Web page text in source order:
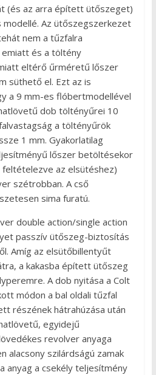
(és az arra épített ütőszeget)
modellé. Az ütőszegszerkezet
nem a tűzfalra
emiatt és a töltény
eltérő űrméretű lőszer
süthető el. Ezt az is
a 9 mm-es flóbertmodellével
dob töltényűrei 10
a töltényűrök
1 mm. Gyakorlatilag
lőszer betöltésekor
az elsütéshez)
szétrobban. A cső
sima furatú.
double action/single action
passzív ütőszeg-biztosítás
Amíg az elsütőbillentyűt
a kakasba épített ütőszeg
A dob nyitása a Colt
módon a bal oldali tűzfal
részének hátrahúzása után
egyidejű
revolver anyaga
alacsony szilárdságú zamak
anyag a csekély teljesítmény